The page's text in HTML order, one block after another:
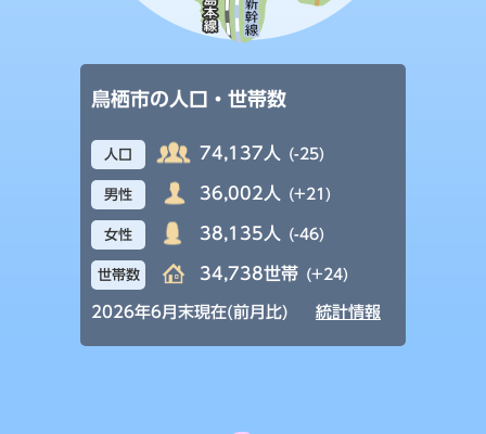
鳥栖市の人口・世帯数
人口 74,137人 (-25)
男性 36,002人 (+21)
女性 38,135人 (-46)
世帯数 34,738世帯 (+24)
2026年6月末現在(前月比) 統計情報